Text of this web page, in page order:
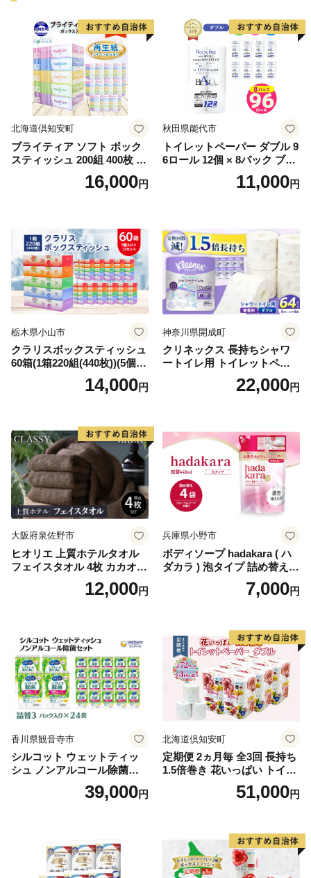
北海道倶知安町
ブライティア ソフト ボック
スティッシュ 200組 400枚 60
箱 日本製 まとめ買い ティッ
シュ リサイクル 長持 防災 常
倶知安町 日用品
16,000円
秋田県能代市
トイレットペーパー ダブル 9
6ロール 12個 × 8パック ブラ
ンカ 再生紙 100％ 芯あり 日
用品 消耗品 無香料 生活用品
11,000円
栃木県小山市
クラリスボックスティッシュ
60箱(1箱220組(440枚))(5個入
り×12セット)【1256759】
14,000円
神奈川県開成町
クリネックス 長持ちシャワ
ートイレ用 トイレットペー
パー（ダブル）64ロール(8ロ
ール×8パック) 開成町 トイレ
蓄 防災 エコ 消耗品 生活雑貨
生活用品 無香料 トイレット
ペーパー ダブル といれっと
ぺーぱー トイレ クレシア ト
イレットペーパー [BDBH002
-1]
22,000円
大阪府泉佐野市
ヒオリエ 上質ホテルタオル
フェイスタオル 4枚 カカオ
【タオル 泉州タオル 吸水 普
段使い 無地 シンプル 日用品
12,000円
兵庫県小野市
ボディソープ hadakara ( ハ
ダカラ ) 泡タイプ 詰め替え 4
40ml×4袋 ボディーソープ 泡
ボディソープ 泡 日用品 消耗
泡石鹸 石鹸 兵庫 兵庫県 小野
7,000円
香川県観音寺市
シルコット ウェットティッ
シュ ノンアルコール除菌詰
替（43枚×3P）×24袋 日用品
おもちゃ 拭き取り 手拭き 外
39,000円
北海道倶知安町
定期便 2ヵ月毎 全3回 長持ち
1.5倍巻き 花いっぱい トイレ
ットペーパー ダブル 45ｍ 計
72ロール 全18種 花柄 プリン
ー 消耗品 備蓄 送料無料 北海
道 倶知安町 日用品
51,000円